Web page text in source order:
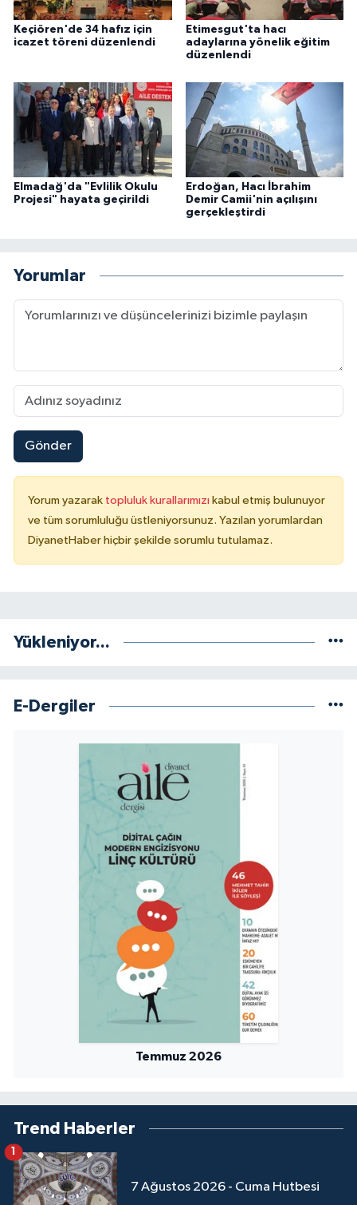
Keçiören'de 34 hafız için
icazet töreni düzenlendi
Etimesgut'ta hacı
adaylarına yönelik eğitim
düzenlendi
Elmadağ'da "Evlilik Okulu
Projesi" hayata geçirildi
Erdoğan, Hacı İbrahim
Demir Camii'nin açılışını
gerçekleştirdi
Yorumlar
Gönder
Yorum yazarak topluluk kurallarımızı kabul etmiş bulunuyor
ve tüm sorumluluğu üstleniyorsunuz. Yazılan yorumlardan
DiyanetHaber hiçbir şekilde sorumlu tutulamaz.
Yükleniyor...
E-Dergiler
Temmuz 2026
Trend Haberler
7 Ağustos 2026 - Cuma Hutbesi
Konya Müftülüğü
Malatya Müftülüğü
Manisa Müftülüğü
Mardin Müftülüğü
Muğla Müftülüğü
Muş Müftülüğü
Niğde Müftülüğü
Ordu Müftülüğü
Osmaniye Müftülüğü
Rize Müftülüğü
Sakarya Müftülüğü
Siirt Müftülüğü
Şanlıurfa Müftülüğü
Şırnak Müftülüğü
Tekirdağ Müftülüğü
Tokat Müftülüğü
Trabzon Müftülüğü
Tunceli Müftülüğü
Van Müftülüğü
Yozgat Müftülüğü
Zonguldak Müftülüğü